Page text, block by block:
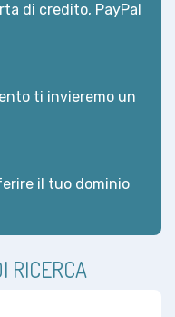
di credito, PayPal
ti invieremo un
il tuo dominio
RICERCA